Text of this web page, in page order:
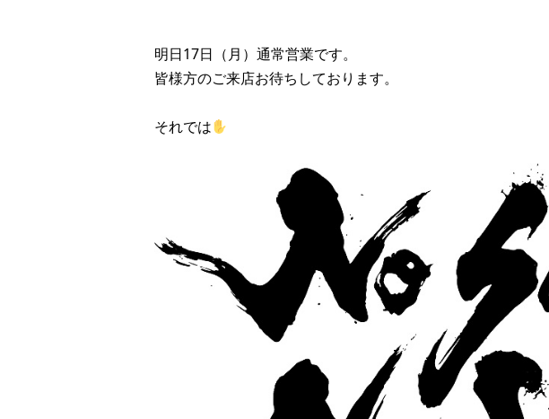
明日17日（月）通常営業です。
皆様方のご来店お待ちしております。
それでは